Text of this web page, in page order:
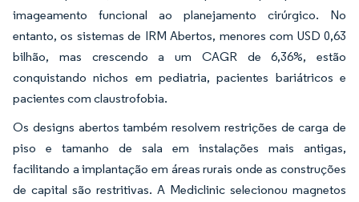
imageamento funcional ao planejamento cirúrgico. No
entanto, os sistemas de IRM Abertos, menores com USD 0,63
bilhão, mas crescendo a um CAGR de 6,36%, estão
conquistando nichos em pediatria, pacientes bariátricos e
pacientes com claustrofobia.
Os designs abertos também resolvem restrições de carga de
piso e tamanho de sala em instalações mais antigas,
facilitando a implantação em áreas rurais onde as construções
de capital são restritivas. A Mediclinic selecionou magnetos